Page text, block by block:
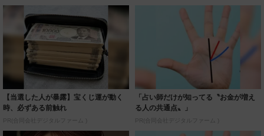
【当選した人が暴露】宝くじ運が動く
時、必ずある前触れ
PR(合同会社デジタルファーム )
「占い師だけが知ってる〝お金が増え
る人の共通点〟」
PR(合同会社デジタルファーム )